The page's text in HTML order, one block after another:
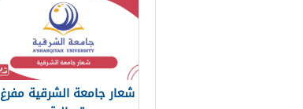
شعار جامعة الشرقية مفرغ